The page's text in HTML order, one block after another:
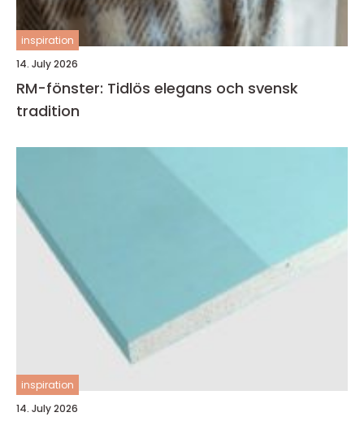
inspiration
14. July 2026
RM-fönster: Tidlös elegans och svensk
tradition
inspiration
14. July 2026